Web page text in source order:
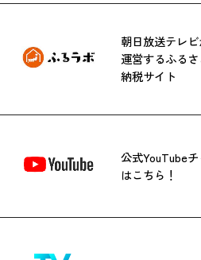
朝日放送テレ
運営するふるさ
納税サイト
公式YouTube
はこちら！